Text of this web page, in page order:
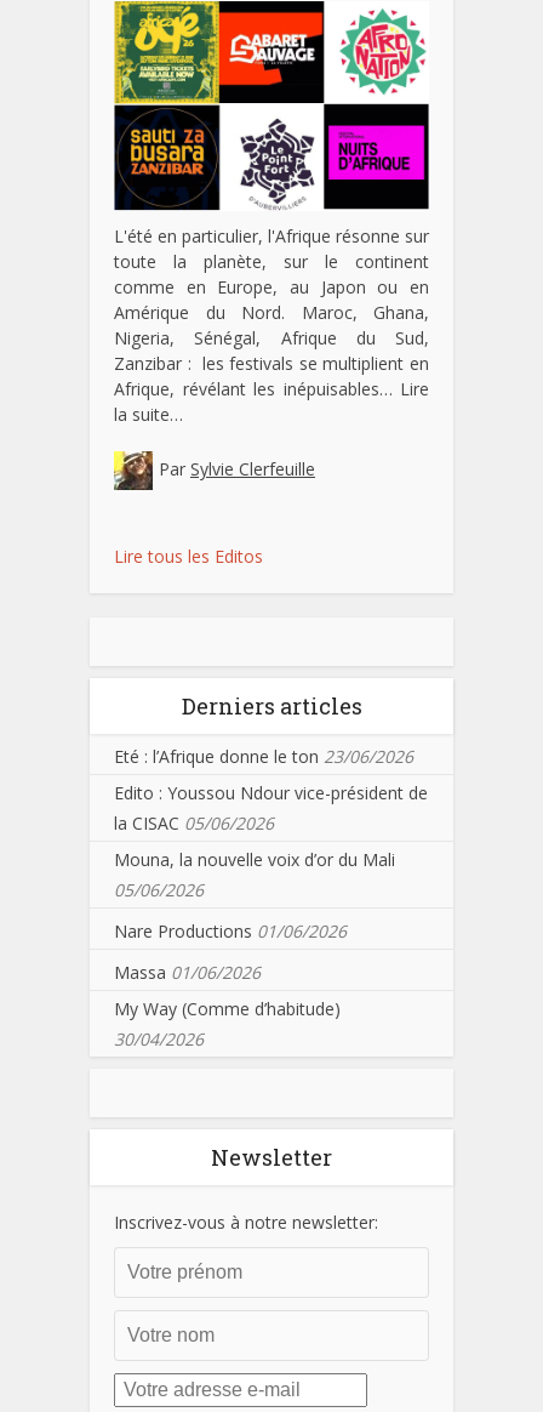
L'été en particulier, l'Afrique résonne sur
toute la planète, sur le continent
comme en Europe, au Japon ou en
Amérique du Nord. Maroc, Ghana,
Nigeria, Sénégal, Afrique du Sud,
Zanzibar : les festivals se multiplient en
Afrique, révélant les inépuisables… Lire
la suite…
Par Sylvie Clerfeuille
Lire tous les Editos
Derniers articles
Eté : l’Afrique donne le ton 23/06/2026
Edito : Youssou Ndour vice-président de
la CISAC 05/06/2026
Mouna, la nouvelle voix d’or du Mali
05/06/2026
Nare Productions 01/06/2026
Massa 01/06/2026
My Way (Comme d’habitude)
30/04/2026
Newsletter
Inscrivez-vous à notre newsletter: